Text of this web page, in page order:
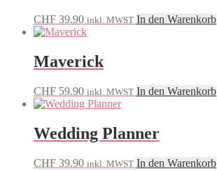
CHF 39.90 inkl. MWST In den Warenkorb
Maverick
CHF 59.90 inkl. MWST In den Warenkorb
Wedding Planner
CHF 39.90 inkl. MWST In den Warenkorb